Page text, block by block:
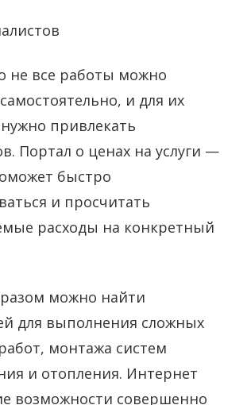
не все работы можно
и для их
привлекать
Портал о ценах на услуги —
быстро
и просчитать
расходы на конкретный
можно найти
для выполнения сложных
монтажа систем
и отопления. Интернет
возможности совершенно